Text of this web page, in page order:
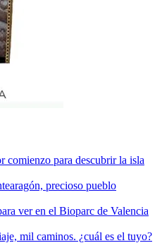
comienzo para descubrir la isla
precioso pueblo
ver en el Bioparc de Valencia
mil caminos. ¿cuál es el tuyo?